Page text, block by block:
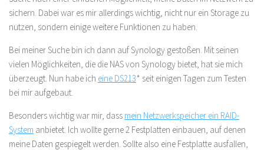
sichern. Dabei war es mir allerdings wichtig, nicht nur ein Storage zu
nutzen, sondern einige weitere Funktionen zu haben.
Bei meiner Suche bin ich dann auf Synology gestoßen. Mit seinen
vielen Möglichkeiten, die die NAS von Synology bietet, hat sie mich
überzeugt. Nun habe ich eine DS213* seit einigen Tagen zum Testen
bei mir aufgebaut.
Besonders wichtig war mir, dass mein Netzwerkspeicher ein RAID-
System anbietet. Ich wollte gerne 2 Festplatten einbauen, auf denen
meine Daten gespiegelt werden. Sollte also eine Festplatte ausfallen,